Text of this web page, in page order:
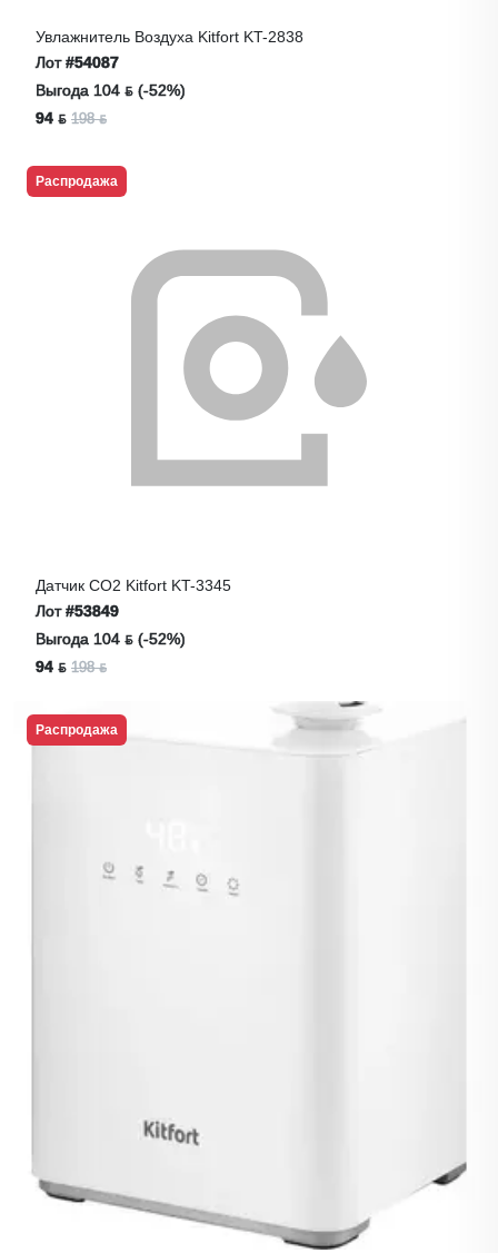
Увлажнитель Воздуха Kitfort KT-2838
Лот#54087
Выгода 104 ƃ (-52%)
94 ƃ 198 ƃ
Распродажа
Датчик CO2 Kitfort KT-3345
Лот#53849
Выгода 104 ƃ (-52%)
94 ƃ 198 ƃ
Распродажа